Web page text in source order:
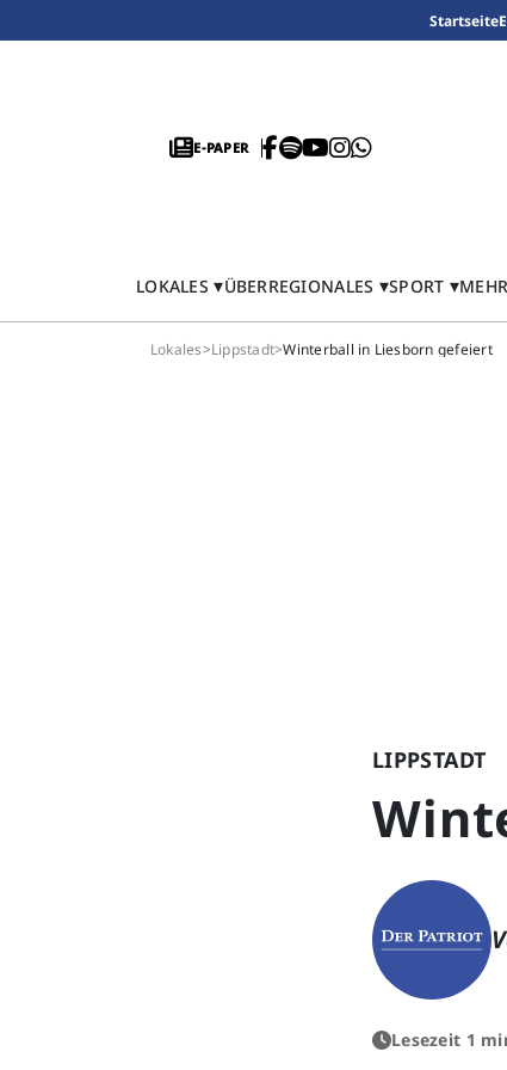
Startseite
E-PAPER
LOKALES ÜBERREGIONALES SPORT MEHR
Lokales>Lippstadt>Winterball in Liesborn gefeiert
LIPPSTADT
Lesezeit 1